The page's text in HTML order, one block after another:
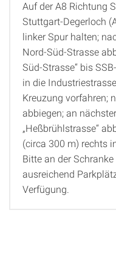
Auf der A8 Richtung
Stuttgart-Degerloch
linker Spur halten;
Nord-Süd-Strasse
Süd-Strasse“ bis
in die
Kreuzung vorfahren;
abbiegen; an
„Heßbrühlstrasse“
(circa 300 m) rechts
Bitte an der
ausreichend
Verfügung.